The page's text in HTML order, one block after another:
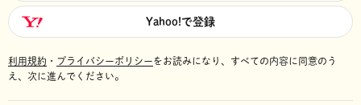
Yahoo!で登録
利用規約 ・ プライバシーポリシーをお読みになり、 すべての内容に同意のう
え、次に進んでください。